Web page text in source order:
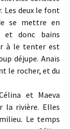
Les deux le font
se mettre en
et donc bains
à le tenter est
déjupe. Anaïs
le rocher, et du
et Maeva
la rivière. Elles
Le temps